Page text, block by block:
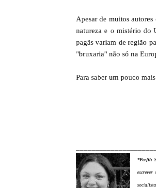
Apesar de muitos
natureza e o mistério do
pagãs variam de região
"bruxaria" não só na
Para saber um pouco
*Perfil: